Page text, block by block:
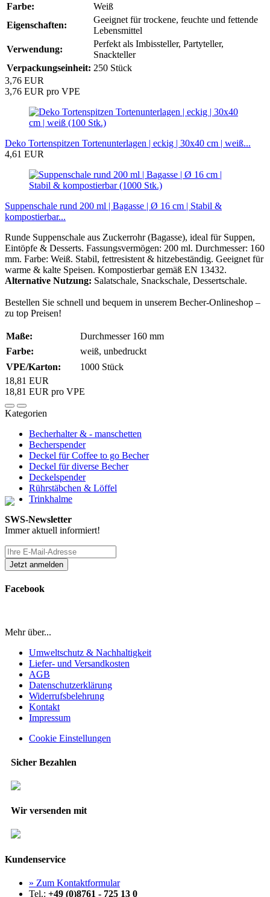
Farbe:
Weiß
Eigenschaften:
Geeignet für trockene, feuchte und fettende
Lebensmittel
Verwendung:
Perfekt als Imbissteller, Partyteller,
Snackteller
Verpackungseinheit: 250 Stück
3,76 EUR
3,76 EUR pro VPE
Deko Tortenspitzen Tortenunterlagen | eckig | 30x40 cm | weiß...
4,61 EUR
Suppenschale rund 200 ml | Bagasse | Ø 16 cm | Stabil &
kompostierbar...
Runde Suppenschale aus Zuckerrohr (Bagasse), ideal für Suppen,
Eintöpfe & Desserts. Fassungsvermögen: 200 ml. Durchmesser: 160
mm. Farbe: Weiß. Stabil, fettresistent & hitzebeständig. Geeignet für
warme & kalte Speisen. Kompostierbar gemäß EN 13432.
Alternative Nutzung: Salatschale, Snackschale, Dessertschale.
Bestellen Sie schnell und bequem in unserem Becher-Onlineshop –
zu top Preisen!
Maße:
Durchmesser 160 mm
Farbe:
weiß, unbedruckt
VPE/Karton:
1000 Stück
18,81 EUR
18,81 EUR pro VPE
Kategorien
Becherhalter & - manschetten
Becherspender
Deckel für Coffee to go Becher
Deckel für diverse Becher
Deckelspender
Rührstäbchen & Löffel
Trinkhalme
SWS-Newsletter
Immer aktuell informiert!
Facebook
Mehr über...
Umweltschutz & Nachhaltigkeit
Liefer- und Versandkosten
AGB
Datenschutzerklärung
Widerrufsbelehrung
Kontakt
Impressum
Cookie Einstellungen
Sicher Bezahlen
Wir versenden mit
Kundenservice
» Zum Kontaktformular
Tel.: +49 (0)8761 - 725 13 0